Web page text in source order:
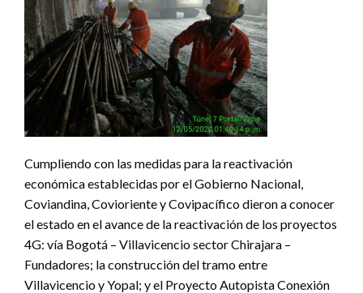
Cumpliendo con las medidas para la reactivación
económica establecidas por el Gobierno Nacional,
Coviandina, Covioriente y Covipacífico dieron a conocer
el estado en el avance de la reactivación de los proyectos
4G: vía Bogotá – Villavicencio sector Chirajara –
Fundadores; la construcción del tramo entre
Villavicencio y Yopal; y el Proyecto Autopista Conexión